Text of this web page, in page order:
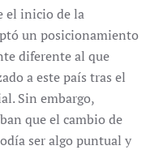
el inicio de la
un posicionamiento
diferente al que
a este país tras el
Sin embargo,
que el cambio de
ser algo puntual y